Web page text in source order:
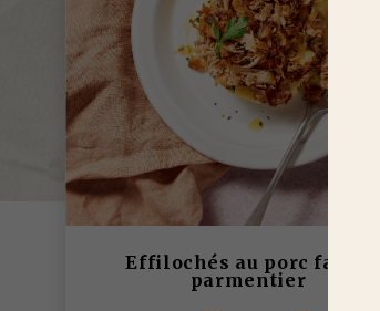
Effilochés au porc façon
parmentier